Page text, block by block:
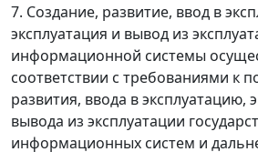
7. Создание, развитие, ввод в
эксплуатация и вывод из
информационной системы
соответствии с требованиями к
развития, ввода в эксплуатацию,
вывода из эксплуатации
информационных систем и